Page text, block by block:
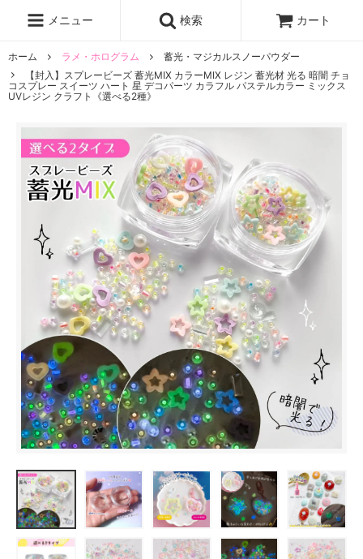
メニュー 検索 カート
ホーム ラメ・ホログラム
蓄光・マジカルスノーパウダー
【封入】スプレービーズ 蓄光MIX カラーMIX レジン 蓄光材 光る 暗闇 チョ
コスプレー スイーツ ハート 星 デコパーツ カラフル パステルカラー ミックス
UVレジン クラフト《選べる2種》